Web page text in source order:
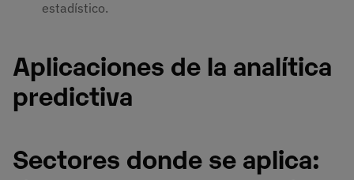
estadístico. ​
Aplicaciones de la analítica
predictiva
Sectores donde se aplica: